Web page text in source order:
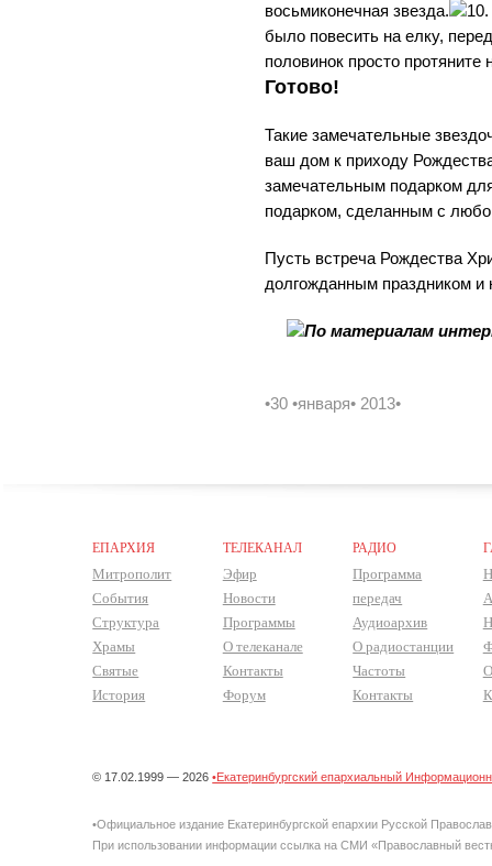
восьмиконечная звезда.
было повесить на елку,
половинок просто протяните
Готово!
Такие замечательные
ваш дом к приходу
замечательным подарком
подарком, сделанным с
Пусть встреча Рождества
долгожданным праздником
По материалам
•30 •января• 2013•
ЕПАРХИЯ
Митрополит
События
Структура
Храмы
Святые
История
ТЕЛЕКАНАЛ
Эфир
Новости
Программы
О телеканале
Контакты
Форум
РАДИО
Программа
передач
Аудиоархив
О радиостанции
Частоты
Контакты
© 17.02.1999 — 2026•Екатеринбургский епархиальный
•Официальное издание Екатеринбургской епархии Русской
При использовании информации ссылка на СМИ «Православный